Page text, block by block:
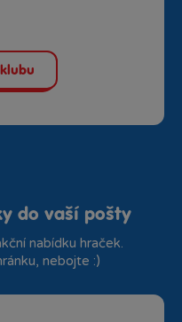
do vaší pošty
nabídku hraček.
nebojte :)